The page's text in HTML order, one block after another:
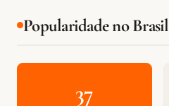
Popularidade no Brasil
37